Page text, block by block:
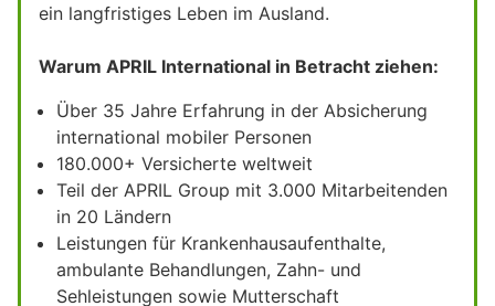
ein langfristiges Leben im Ausland.
Warum APRIL International in Betracht ziehen:
Über 35 Jahre Erfahrung in der Absicherung
international mobiler Personen
180.000+ Versicherte weltweit
Teil der APRIL Group mit 3.000 Mitarbeitenden
in 20 Ländern
Leistungen für Krankenhausaufenthalte,
ambulante Behandlungen, Zahn- und
Sehleistungen sowie Mutterschaft